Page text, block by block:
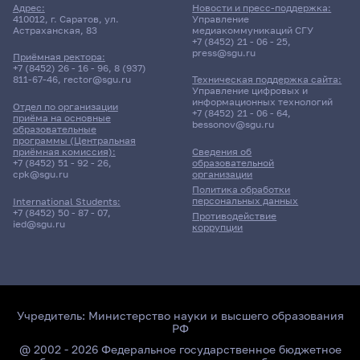
Адрес:
410012, г. Саратов, ул.
Астраханская, 83
Приёмная ректора:
+7 (8452) 26 - 16 - 96, 8 (937)
811-67-46, rector@sgu.ru
Отдел по организации
приёма на основные
образовательные
программы (Центральная
приёмная комиссия):
+7 (8452) 51 - 92 - 26,
cpk@sgu.ru
International Students:
+7 (8452) 50 - 87 - 07,
ied@sgu.ru
Сведения об
образовательной
организации
Политика обработки
персональных данных
Противодействие
коррупции
Новости и пресс-поддержка:
Управление
медиакоммуникаций СГУ
+7 (8452) 21 - 06 - 25,
press@sgu.ru
Техническая поддержка сайта:
Управление цифровых и
информационных технологий
+7 (8452) 21 - 06 - 64,
bessonov@sgu.ru
Учредитель: Министерство науки и высшего образования
РФ
@ 2002 - 2026 Федеральное государственное бюджетное